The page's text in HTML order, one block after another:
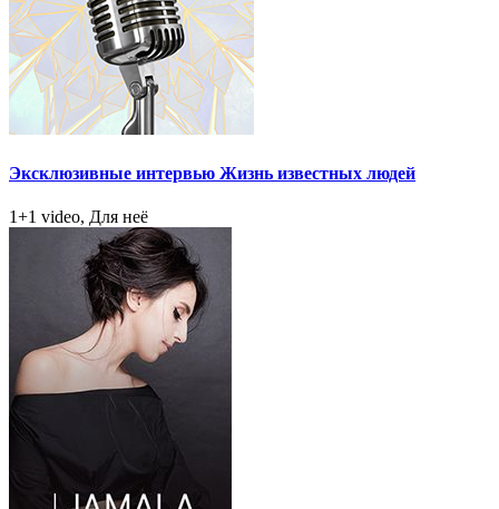
Эксклюзивные интервью Жизнь известных людей
1+1 video, Для неё